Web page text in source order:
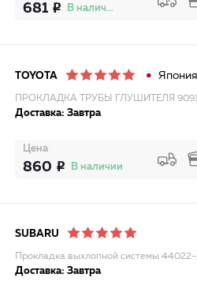
681 В наличии
TOYOTA Япония
ПРОКЛАДКА ТРУБЫ ГЛУШИТЕЛЯ
Доставка: Завтра
Цена
860 В наличии
SUBARU
Прокладка выхлопной системы
Доставка: Завтра